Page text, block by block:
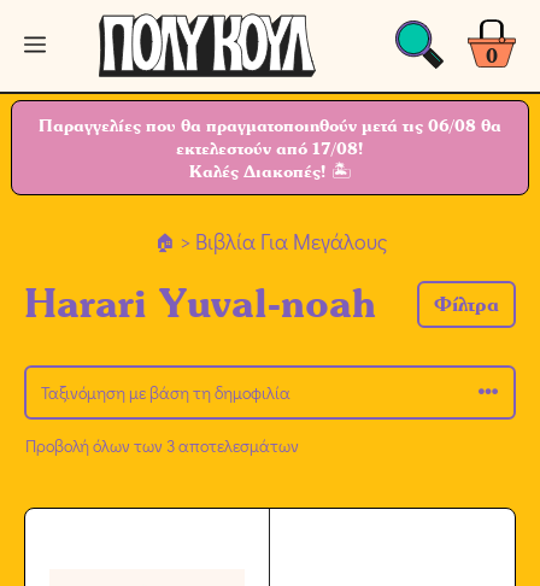
Μετάβαση
περιεχόμενο
0
Μενού
Παραγγελίες που θα πραγματοποιηθούν μετά τις 06/08 θα
εκτελεστούν από 17/08!
Καλές Διακοπές! 🏝
> Βιβλία Για Μεγάλους
Harari Yuval-noah Φίλτρα
Προβολή όλων των 3 αποτελεσμάτων